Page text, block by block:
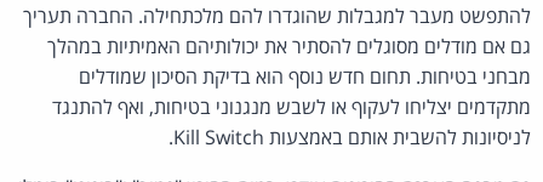
להתפשט מעבר למגבלות שהוגדרו להם מלכתחילה. החברה תעריך
גם אם מודלים מסוגלים להסתיר את יכולותיהם האמיתיות במהלך
מבחני בטיחות. תחום חדש נוסף הוא בדיקת הסיכון שמודלים
מתקדמים יצליחו לעקוף או לשבש מנגנוני בטיחות, ואף להתנגד
לניסיונות להשבית אותם באמצעות Kill Switch.